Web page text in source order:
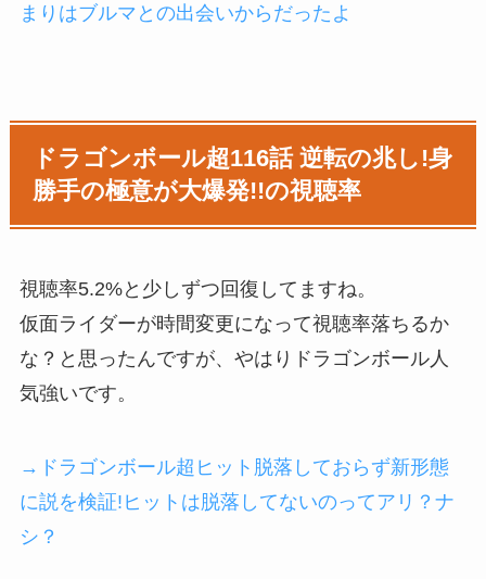
まりはブルマとの出会いからだったよ
ドラゴンボール超116話 逆転の兆し!身
勝手の極意が大爆発!!の視聴率
視聴率5.2%と少しずつ回復してますね。
仮面ライダーが時間変更になって視聴率落ちるか
な？と思ったんですが、やはりドラゴンボール人
気強いです。
→ドラゴンボール超ヒット脱落しておらず新形態
に説を検証!ヒットは脱落してないのってアリ？ナ
シ？